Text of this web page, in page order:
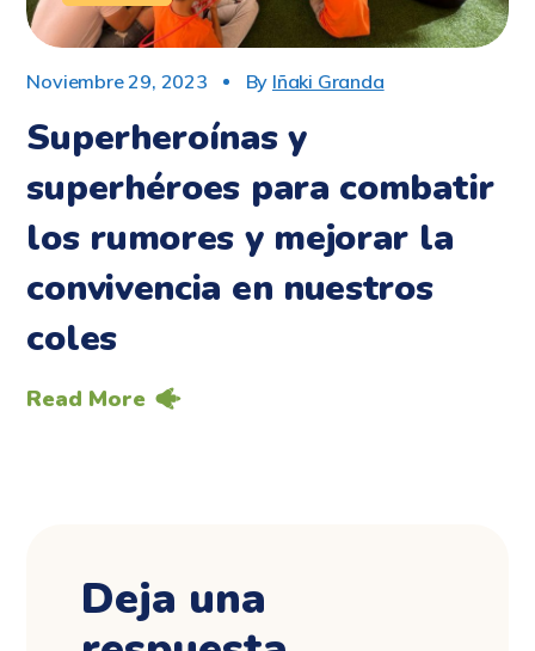
Noviembre 29, 2023 By Iñaki Granda
Superheroínas y
superhéroes para combatir
los rumores y mejorar la
convivencia en nuestros
coles
Read More
Deja una